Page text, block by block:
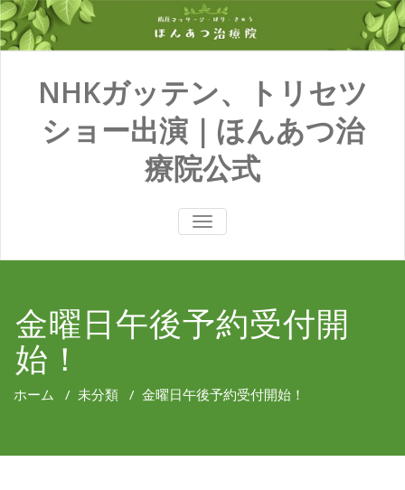
NHKガッテン、トリセツ
ショー出演｜ほんあつ治
療院公式
TOGGLE
金曜日午後予約受付開
始！
ホーム / 未分類 / 金曜日午後予約受付開始！